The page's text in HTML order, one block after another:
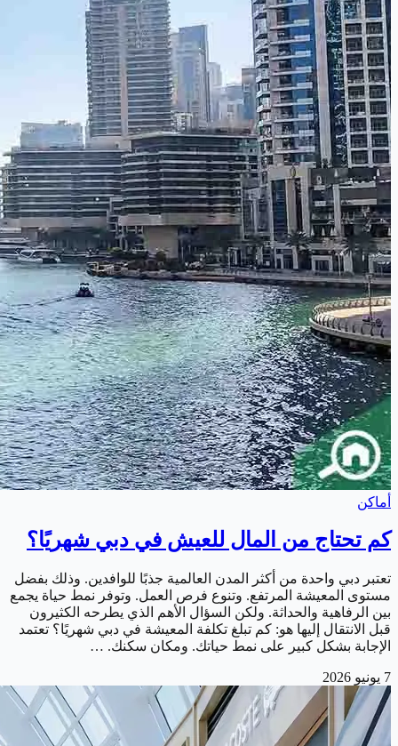
أماكن
كم تحتاج من المال للعيش في دبي شهريًا؟
تعتبر دبي واحدة من أكثر المدن العالمية جذبًا للوافدين. وذلك بفضل
مستوى المعيشة المرتفع. وتنوع فرص العمل. وتوفر نمط حياة يجمع
بين الرفاهية والحداثة. ولكن السؤال الأهم الذي يطرحه الكثيرون
قبل الانتقال إليها هو: كم تبلغ تكلفة المعيشة في دبي شهريًا؟ تعتمد
الإجابة بشكل كبير على نمط حياتك. ومكان سكنك. …
7 يونيو 2026